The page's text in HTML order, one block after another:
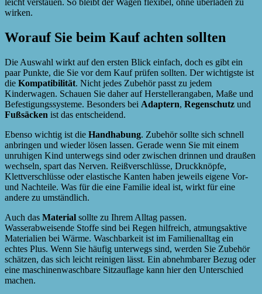
wirken.
Worauf Sie beim Kauf achten sollten
Die Auswahl wirkt auf den ersten Blick einfach, doch es gibt ein
paar Punkte, die Sie vor dem Kauf prüfen sollten. Der wichtigste ist
die Kompatibilität. Nicht jedes Zubehör passt zu jedem
Kinderwagen. Schauen Sie daher auf Herstellerangaben, Maße und
Befestigungssysteme. Besonders bei Adaptern, Regenschutz und
Fußsäcken ist das entscheidend.
Ebenso wichtig ist die Handhabung. Zubehör sollte sich schnell
anbringen und wieder lösen lassen. Gerade wenn Sie mit einem
unruhigen Kind unterwegs sind oder zwischen drinnen und draußen
wechseln, spart das Nerven. Reißverschlüsse, Druckknöpfe,
Klettverschlüsse oder elastische Kanten haben jeweils eigene Vor-
und Nachteile. Was für die eine Familie ideal ist, wirkt für eine
andere zu umständlich.
Auch das Material sollte zu Ihrem Alltag passen.
Wasserabweisende Stoffe sind bei Regen hilfreich, atmungsaktive
Materialien bei Wärme. Waschbarkeit ist im Familienalltag ein
echtes Plus. Wenn Sie häufig unterwegs sind, werden Sie Zubehör
schätzen, das sich leicht reinigen lässt. Ein abnehmbarer Bezug oder
eine maschinenwaschbare Sitzauflage kann hier den Unterschied
machen.